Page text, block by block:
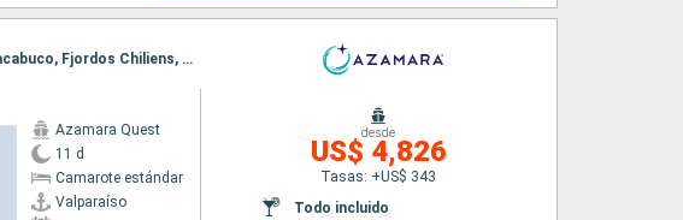
Itinerario : Valparaíso, Puerto Montt, Castro - Isla de Chili, Puerto Chacabuco, Fjordos Chiliens, Punta Arenas, Ushuaia
Azamara Quest
11 d
Camarote estándar
Valparaíso
desde
US$ 4,826
Tasas: +US$ 343
Todo incluido